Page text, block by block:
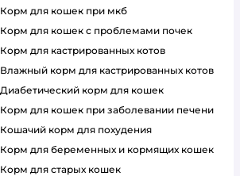
корм для кошек при мкб
корм для кошек с проблемами почек
Корм для кастрированных котов
влажный корм для кастрированных котов
диабетический корм для кошек
корм для кошек при заболевании печени
кошачий корм для похудения
корм для беременных и кормящих кошек
корм для старых кошек